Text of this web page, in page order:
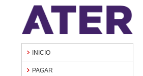
INICIO
PAGAR